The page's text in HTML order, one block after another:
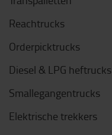
Reachtrucks
Orderpicktrucks
Diesel & LPG heftrucks
Smallegangentrucks
Elektrische trekkers